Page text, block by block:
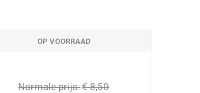
OP VOORRAAD
Normale prijs:€ 8,50